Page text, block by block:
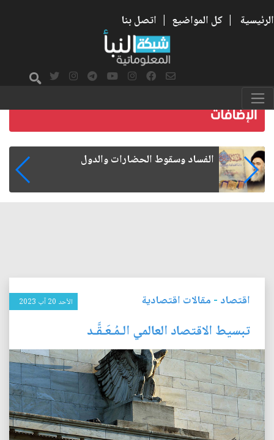
الرئيسية | كل المواضيع | اتصل بنا
رواتب الموظفين على صفيح ساخن
اقتصاد - مقالات اقتصادية الأحد 20 آب 2023
تبسيط الاقتصاد العالمي الـمُـعَـقَّـد